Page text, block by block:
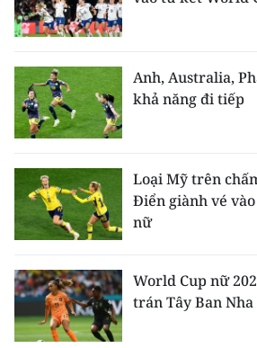
Anh, Australia,
khả năng đi tiếp
Loại Mỹ trên
Điển giành vé
nữ
World Cup nữ
trán Tây Ban